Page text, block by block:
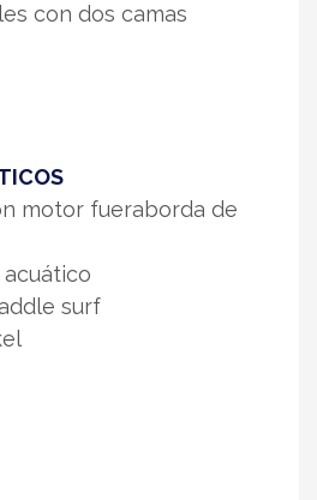
con dos camas
motor fueraborda de
acuático
surf